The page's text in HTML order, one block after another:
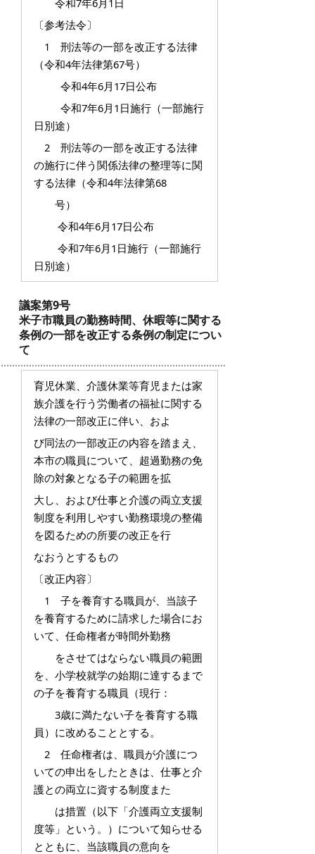
令和7年6月1日
〔参考法令〕
1 刑法等の一部を改正する法律
（令和4年法律第67号）
令和4年6月17日公布
令和7年6月1日施行（一部施行
日別途）
2 刑法等の一部を改正する法律
の施行に伴う関係法律の整理等に関
する法律（令和4年法律第68
号）
令和4年6月17日公布
令和7年6月1日施行（一部施行
日別途）
議案第9号
米子市職員の勤務時間、休暇等に関する
条例の一部を改正する条例の制定につい
て
育児休業、介護休業等育児または家
族介護を行う労働者の福祉に関する
法律の一部改正に伴い、およ
び同法の一部改正の内容を踏まえ、
本市の職員について、超過勤務の免
除の対象となる子の範囲を拡
大し、および仕事と介護の両立支援
制度を利用しやすい勤務環境の整備
を図るための所要の改正を行
なおうとするもの
〔改正内容〕
1 子を養育する職員が、当該子
を養育するために請求した場合にお
いて、任命権者が時間外勤務
をさせてはならない職員の範囲
を、小学校就学の始期に達するまで
の子を養育する職員（現行：
3歳に満たない子を養育する職
員）に改めることとする。
2 任命権者は、職員が介護につ
いての申出をしたときは、仕事と介
護との両立に資する制度また
は措置（以下「介護両立支援制
度等」という。）について知らせる
とともに、当該職員の意向を